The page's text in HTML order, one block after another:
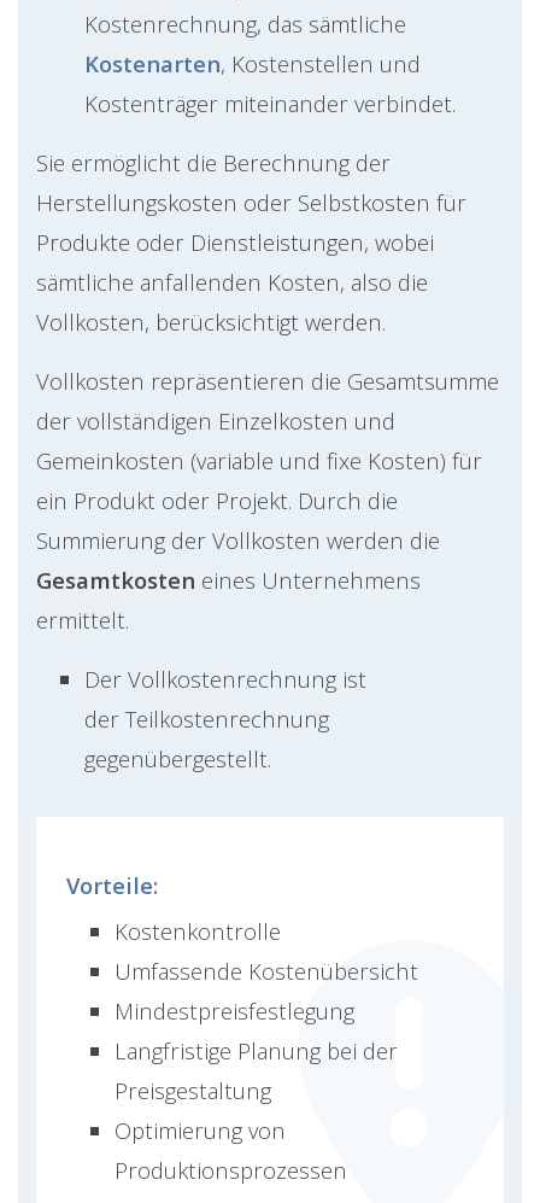
Kostenrechnung, das sämtliche
Kostenarten, Kostenstellen und
Kostenträger miteinander verbindet.
Sie ermöglicht die Berechnung der
Herstellungskosten oder Selbstkosten für
Produkte oder Dienstleistungen, wobei
sämtliche anfallenden Kosten, also die
Vollkosten, berücksichtigt werden.
Vollkosten repräsentieren die Gesamtsumme
der vollständigen Einzelkosten und
Gemeinkosten (variable und fixe Kosten) für
ein Produkt oder Projekt. Durch die
Summierung der Vollkosten werden die
Gesamtkosten eines Unternehmens
ermittelt.
Der Vollkostenrechnung ist
der Teilkostenrechnung
gegenübergestellt.
Vorteile:
Kostenkontrolle
Umfassende Kostenübersicht
Mindestpreisfestlegung
Langfristige Planung bei der
Preisgestaltung
Optimierung von
Produktionsprozessen